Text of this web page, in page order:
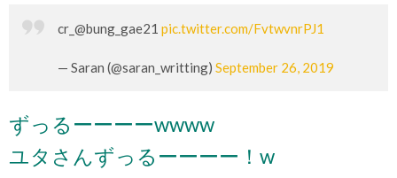
cr_@bung_gae21 pic.twitter.com/FvtwvnrPJ1
— Saran (@saran_writting) September 26, 2019
ずっるーーーーwwww
ユタさんずっるーーーー！w